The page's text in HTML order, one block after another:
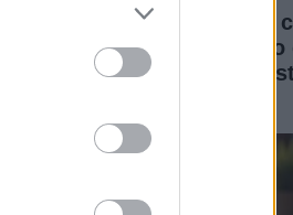
Cómo los vehículos
están transformando
mercado